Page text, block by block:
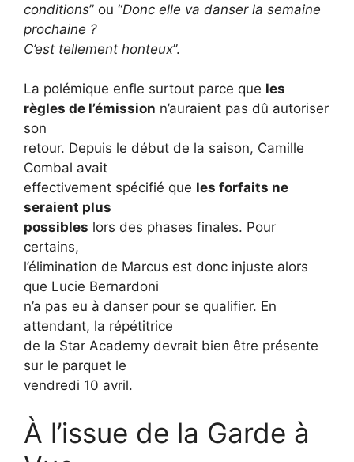
conditions” ou “Donc elle va danser la semaine
prochaine ?
C’est tellement honteux”.
La polémique enfle surtout parce que les
règles de l’émission n’auraient pas dû autoriser
son
retour. Depuis le début de la saison, Camille
Combal avait
effectivement spécifié que les forfaits ne
seraient plus
possibles lors des phases finales. Pour
certains,
l’élimination de Marcus est donc injuste alors
que Lucie Bernardoni
n’a pas eu à danser pour se qualifier. En
attendant, la répétitrice
de la Star Academy devrait bien être présente
sur le parquet le
vendredi 10 avril.
À l’issue de la Garde à